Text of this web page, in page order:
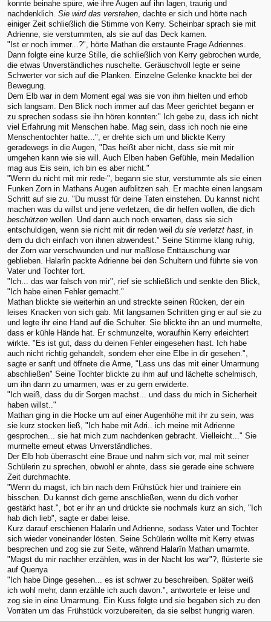
konnte beinahe spüre, wie ihre Augen auf ihn lagen, traurig und
nachdenklich. Sie wird das verstehen, dachte er sich und hörte nach
einiger Zeit schließlich die Stimme von Kerry. Scheinbar sprach sie mit
Adrienne, sie verstummten, als sie auf das Deck kamen.
"Ist er noch immer...?", hörte Mathan die erstaunte Frage Adriennes.
Dann folgte eine kurze Stille, die schließlich von Kerry gebrochen wurde,
die etwas Unverständliches nuschelte. Geräuschvoll legte er seine
Schwerter vor sich auf die Planken. Einzelne Gelenke knackte bei der
Bewegung.
Dem Elb war in dem Moment egal was sie von ihm hielten und erhob
sich langsam. Den Blick noch immer auf das Meer gerichtet begann er
zu sprechen sodass sie ihn hören konnten:" Ich gebe zu, dass ich nicht
viel Erfahrung mit Menschen habe. Mag sein, dass ich noch nie eine
Menschentochter hatte...", er drehte sich um und blickte Kerry
geradewegs in die Augen, "Das heißt aber nicht, dass sie mit mir
umgehen kann wie sie will. Auch Elben haben Gefühle, mein Medallion
mag aus Eis sein, ich bin es aber nicht."
"Wenn du nicht mit mir rede-", begann sie stur, verstummte als sie einen
Funken Zorn in Mathans Augen aufblitzen sah. Er machte einen langsam
Schritt auf sie zu. "Du musst für deine Taten einstehen. Du kannst nicht
machen was du willst und jene verletzen, die dir helfen wollen, die dich
beschützen wollen. Und dann auch noch erwarten, dass sie sich
entschuldigen, wenn sie nicht mit dir reden weil du sie verletzt hast, in
dem du dich einfach von ihnen abwendest." Seine Stimme klang ruhig,
der Zorn war verschwunden und nur maßlose Enttäuschung war
geblieben. Halarîn packte Adrienne bei den Schultern und führte sie von
Vater und Tochter fort.
"Ich... das war falsch von mir", rief sie schließlich und senkte den Blick,
"Ich habe einen Fehler gemacht."
Mathan blickte sie weiterhin an und streckte seinen Rücken, der ein
leises Knacken von sich gab. Mit langsamen Schritten ging er auf sie zu
und legte ihr eine Hand auf die Schulter. Sie blickte ihn an und murmelte,
dass er kühle Hände hat. Er schmunzelte, woraufhin Kerry erleichtert
wirkte. "Es ist gut, dass du deinen Fehler eingesehen hast. Ich habe
auch nicht richtig gehandelt, sondern eher eine Elbe in dir gesehen.",
sagte er sanft und öffnete die Arme, "Lass uns das mit einer Umarmung
abschließen" Seine Tochter blickte zu ihm auf und lächelte schelmisch,
um ihn dann zu umarmen, was er zu gern erwiderte.
"Ich weiß, dass du dir Sorgen machst... und dass du mich in Sicherheit
haben willst.."
Mathan ging in die Hocke um auf einer Augenhöhe mit ihr zu sein, was
sie kurz stocken ließ, "Ich habe mit Adri.. ich meine mit Adrienne
gesprochen... sie hat mich zum nachdenken gebracht. Vielleicht..." Sie
murmelte erneut etwas Unverständliches.
Der Elb hob überrascht eine Braue und nahm sich vor, mal mit seiner
Schülerin zu sprechen, obwohl er ahnte, dass sie gerade eine schwere
Zeit durchmachte.
"Wenn du magst, ich bin nach dem Frühstück hier und trainiere ein
bisschen. Du kannst dich gerne anschließen, wenn du dich vorher
gestärkt hast.", bot er ihr an und drückte sie nochmals kurz an sich, "Ich
hab dich lieb", sagte er dabei leise.
Kurz darauf erschienen Halarîn und Adrienne, sodass Vater und Tochter
sich wieder voneinander lösten. Seine Schülerin wollte mit Kerry etwas
besprechen und zog sie zur Seite, während Halarîn Mathan umarmte.
"Magst du mir nachher erzählen, was in der Nacht los war"?, flüsterte sie
auf Quenya
"Ich habe Dinge gesehen... es ist schwer zu beschreiben. Später weiß
ich wohl mehr, dann erzähle ich auch davon.", antwortete er leise und
zog sie in eine Umarmung. Ein Kuss folgte und sie begaben sich zu den
Vorräten um das Frühstück vorzubereiten, da sie selbst hungrig waren.